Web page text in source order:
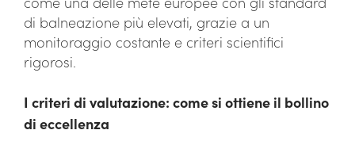
di balneazione più elevati, grazie a un
monitoraggio costante e criteri scientifici
rigorosi.
I criteri di valutazione: come si ottiene il bollino
di eccellenza